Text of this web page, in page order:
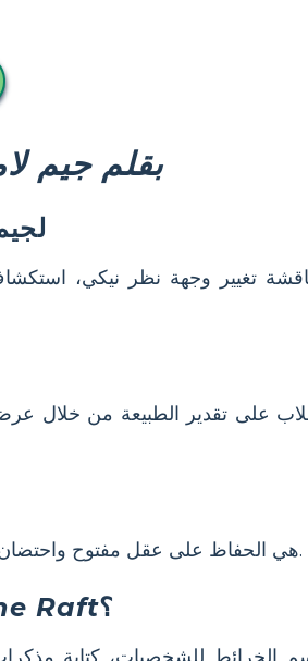
بقلم جيم
هي الحفاظ على عقل مفتوح واحتضان تجارب جديدة. كما يعلم بأهمية الأسرة، والاكتشاف، وجمال الطبيعة.
Raft؟